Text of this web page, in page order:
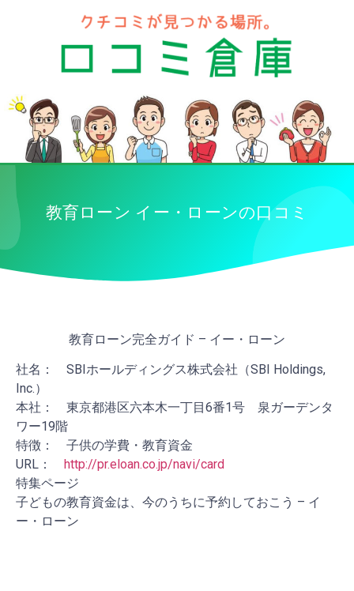
教育ローン イー・ローンの口コミ
教育ローン完全ガイド – イー・ローン
社名： SBIホールディングス株式会社（SBI Holdings,
Inc.）
本社： 東京都港区六本木一丁目6番1号 泉ガーデンタ
ワー19階
特徴： 子供の学費・教育資金
URL：
http://pr.eloan.co.jp/navi/card
特集ページ
子どもの教育資金は、今のうちに予約しておこう – イ
ー・ローン